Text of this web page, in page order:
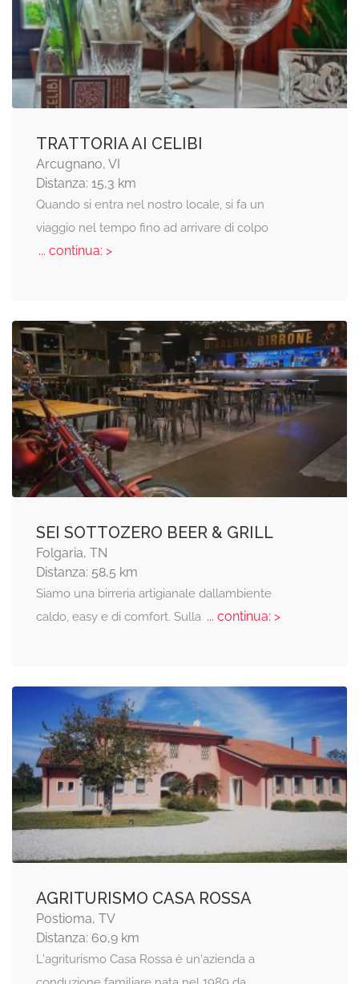
TRATTORIA AI CELIBI
Arcugnano, VI
Distanza: 15,3 km
Quando si entra nel nostro locale, si fa un
viaggio nel tempo fino ad arrivare di colpo
... continua: >
SEI SOTTOZERO BEER & GRILL
Folgaria, TN
Distanza: 58,5 km
Siamo una birreria artigianale dallambiente
caldo, easy e di comfort. Sulla... continua: >
AGRITURISMO CASA ROSSA
Postioma, TV
Distanza: 60,9 km
L'agriturismo Casa Rossa è un'azienda a